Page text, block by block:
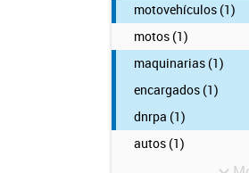
motovehículos (1)
motos (1)
maquinarias (1)
encargados (1)
dnrpa (1)
autos (1)